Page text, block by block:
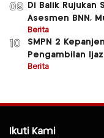
09
Di Balik Rujukan
Asesmen BNN,
Berita
10
SMPN 2
Pengambilan
Berita
Ikuti Kami